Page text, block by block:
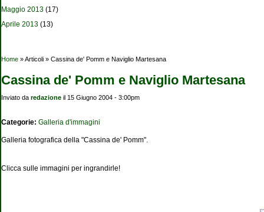
Maggio 2013 (17)
Aprile 2013 (13)
Tu sei qui
Home » Articoli » Cassina de' Pomm e Naviglio Martesana
Cassina de' Pomm e Naviglio Martesana
Inviato da redazione il 15 Giugno 2004 - 3:00pm
Categorie: Galleria d'immagini
Galleria fotografica della "Cassina de' Pomm".
Clicca sulle immagini per ingrandirle!